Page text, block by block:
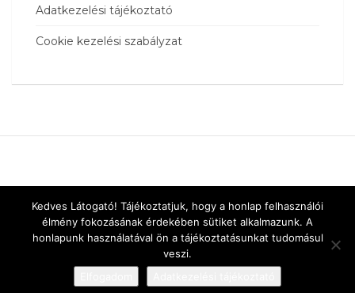
Adatkezelési tájékoztató
Cookie kezelési szabályzat
Kedves Látogató! Tájékoztatjuk, hogy a honlap felhasználói
élmény fokozásának érdekében sütiket alkalmazunk. A
honlapunk használatával ön a tájékoztatásunkat tudomásul
veszi.